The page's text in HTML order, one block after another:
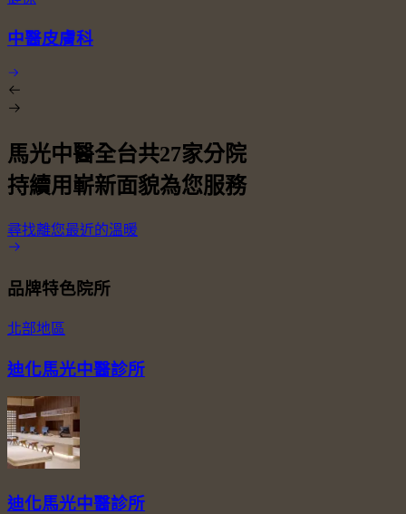
中醫皮膚科
馬光中醫全台共27家分院
持續用嶄新面貌為您服務
尋找離您最近的溫暖
品牌特色院所
北部地區
迪化馬光中醫診所
迪化馬光中醫診所